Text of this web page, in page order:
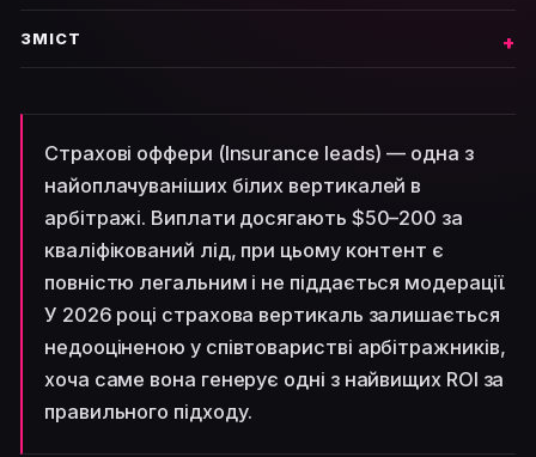
ЗМІСТ
Страхові оффери (Insurance leads) — одна з
найоплачуваніших білих вертикалей в
арбітражі. Виплати досягають $50–200 за
кваліфікований лід, при цьому контент є
повністю легальним і не піддається модерації.
У 2026 році страхова вертикаль залишається
недооціненою у співтоваристві арбітражників,
хоча саме вона генерує одні з найвищих ROI за
правильного підходу.